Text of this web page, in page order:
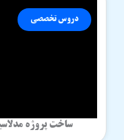
ساخت پروژه
دروس تخصصی